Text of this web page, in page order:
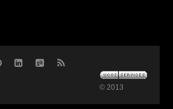
© 2013